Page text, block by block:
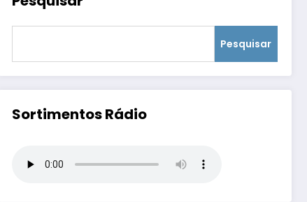
Pesquisar
Sortimentos Rádio